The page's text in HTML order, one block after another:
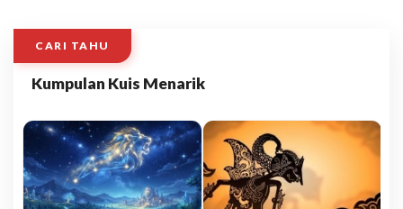
CARI TAHU
Kumpulan Kuis Menarik